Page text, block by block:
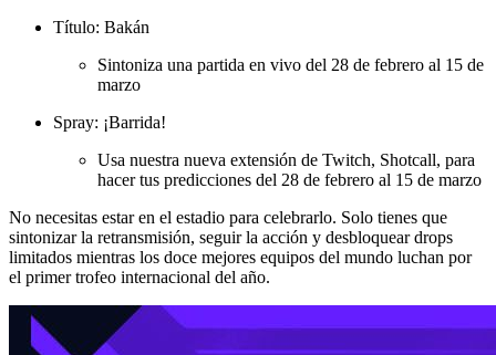
Título: Bakán
Sintoniza una partida en vivo del 28 de febrero al 15 de
marzo
Spray: ¡Barrida!
Usa nuestra nueva extensión de Twitch, Shotcall, para
hacer tus predicciones del 28 de febrero al 15 de marzo
No necesitas estar en el estadio para celebrarlo. Solo tienes que
sintonizar la retransmisión, seguir la acción y desbloquear drops
limitados mientras los doce mejores equipos del mundo luchan por
el primer trofeo internacional del año.